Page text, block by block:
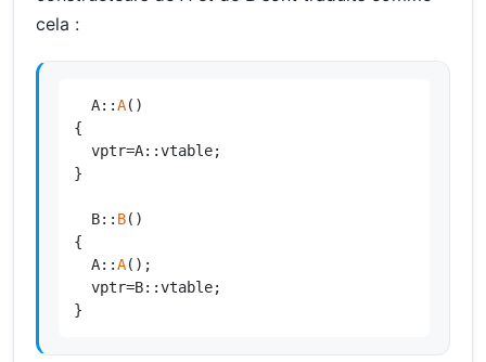
cela :
  A::
A()
{
  vptr=A::vtable;
}
  B::
B()
{
  A::
A();
  vptr=B::vtable;
}